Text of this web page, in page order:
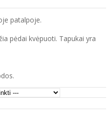
patalpoje.
pėdai kvėpuoti. Tapukai yra